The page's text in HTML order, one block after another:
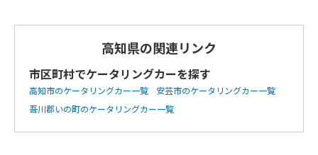
高知県の関連リンク
市区町村でケータリングカーを探す
高知市のケータリングカー一覧
安芸市のケータリングカー一覧
吾川郡いの町のケータリングカー一覧